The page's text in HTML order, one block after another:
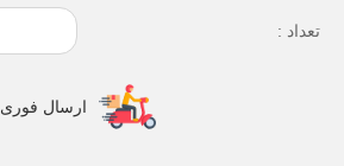
تعداد :
ارسال فوری